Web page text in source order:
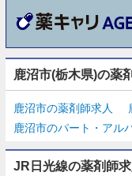
鹿沼市(栃木県)の薬
鹿沼市の薬剤師求人
鹿沼市のパート・アル
JR日光線の薬剤師